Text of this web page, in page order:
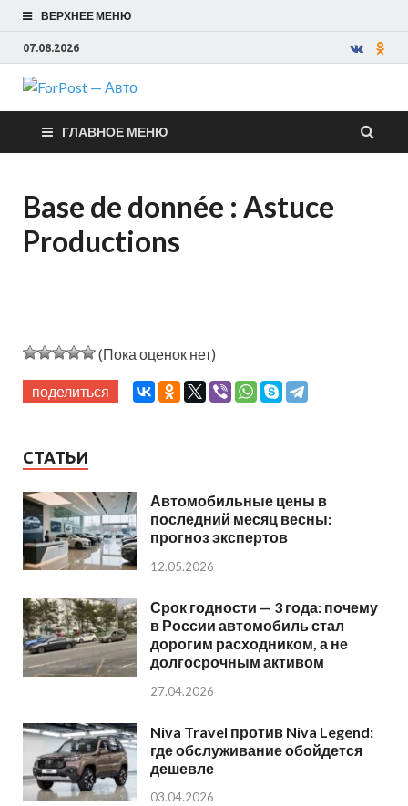
ВЕРХНЕЕ МЕНЮ
07.08.2026
ForPost —
Авто
ГЛАВНОЕ МЕНЮ
Base de donnée : Astuce
Productions
(Пока оценок нет)
поделиться
СТАТЬИ
Автомобильные цены в
последний месяц весны:
прогноз экспертов
12.05.2026
Срок годности — 3 года: почему
в России автомобиль стал
дорогим расходником, а не
долгосрочным активом
27.04.2026
Niva Travel против Niva Legend:
где обслуживание обойдется
дешевле
03.04.2026